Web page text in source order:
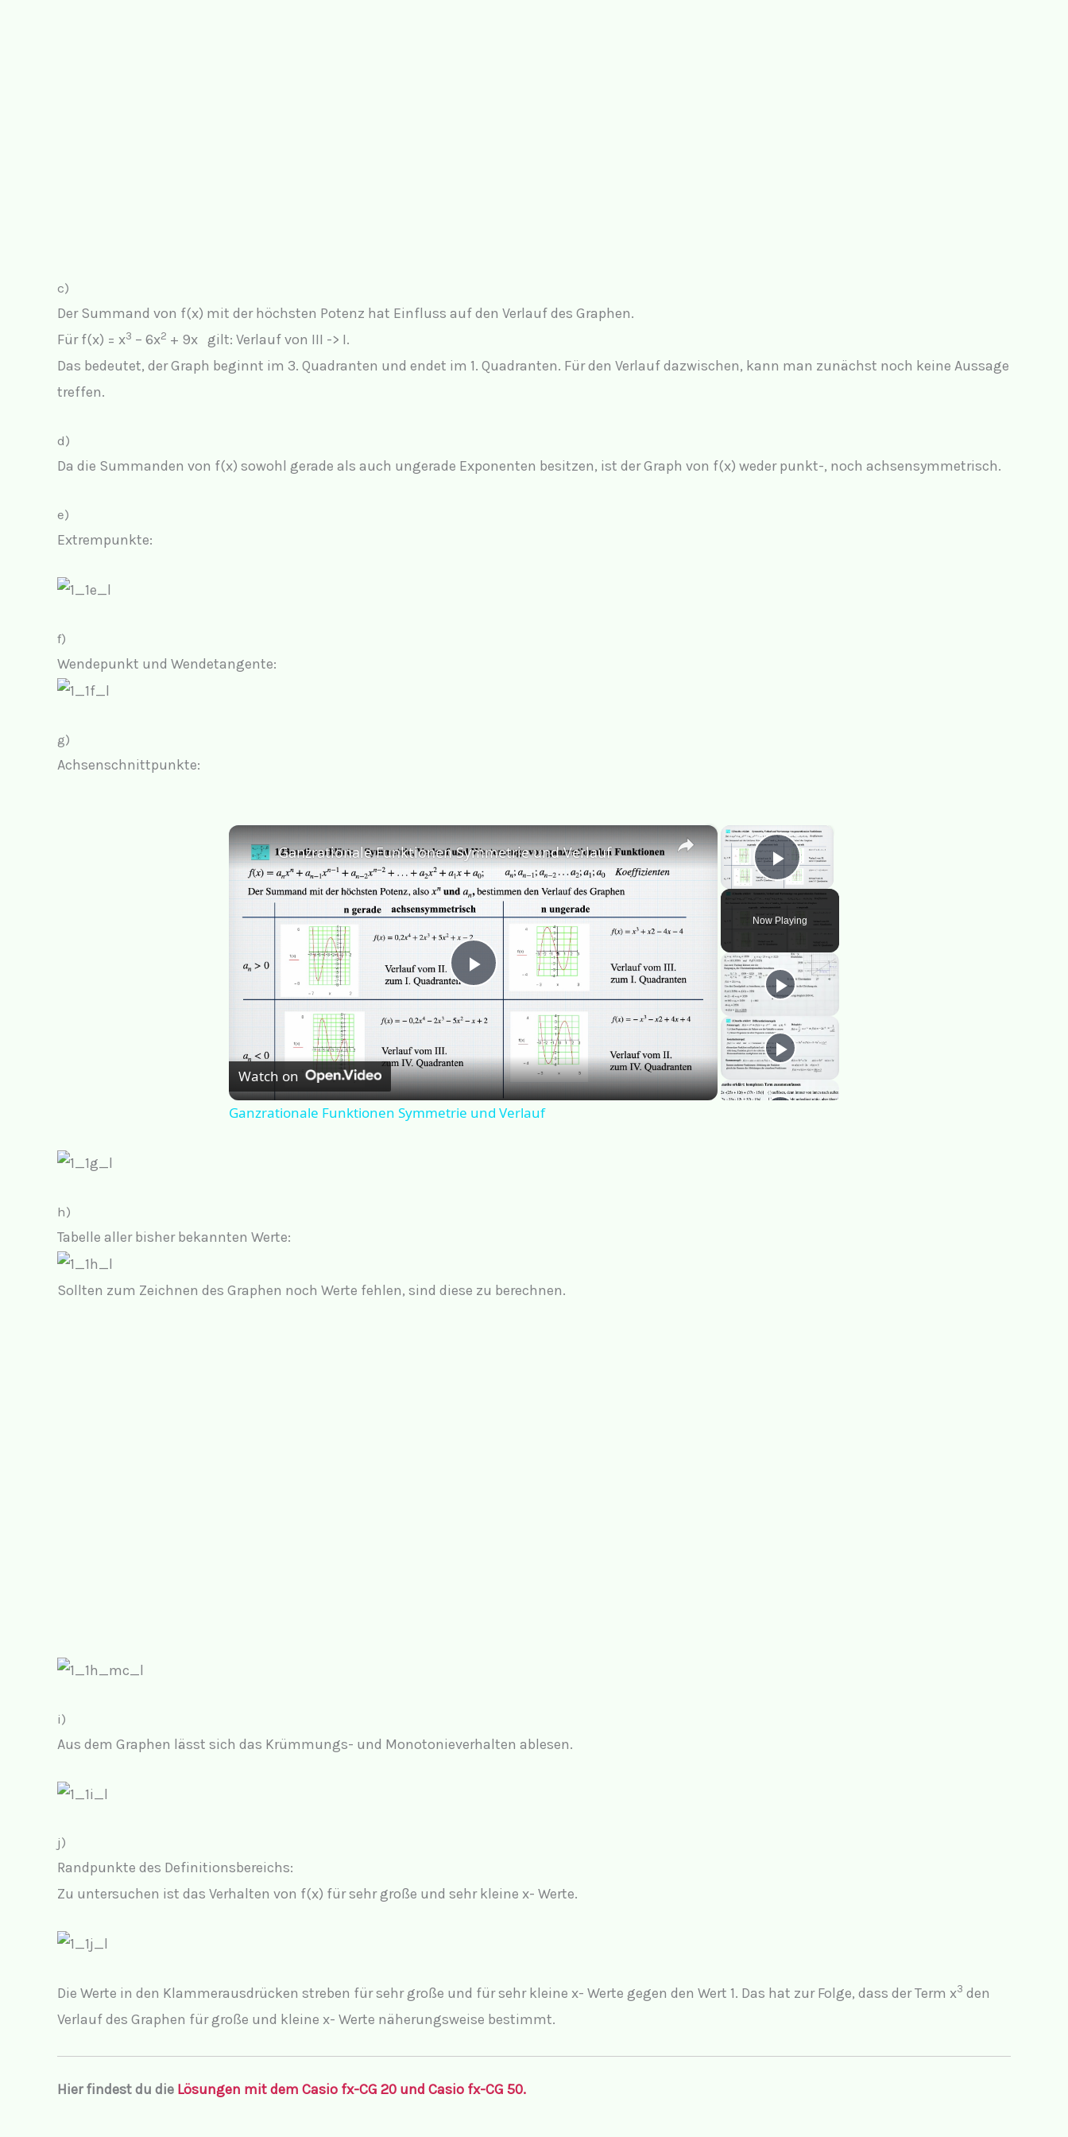
c)
Der Summand von f(x) mit der höchsten Potenz hat Einfluss auf den Verlauf des Graphen.
Für f(x) = x3 – 6x2 + 9x gilt: Verlauf von III -> I.
Das bedeutet, der Graph beginnt im 3. Quadranten und endet im 1. Quadranten. Für den Verlauf dazwischen, kann man zunächst noch keine Aussage
treffen.
d)
Da die Summanden von f(x) sowohl gerade als auch ungerade Exponenten besitzen, ist der Graph von f(x) weder punkt-, noch achsensymmetrisch.
e)
Extrempunkte:
f)
Wendepunkt und Wendetangente:
g)
Achsenschnittpunkte:
×
Play Video
Now Playing
×
P
a
Ganzrationale Funktionen Symmetrie und Verlauf
Watch on
Ganzrationale Funktionen Symmetrie und Verlauf
h)
Tabelle aller bisher bekannten Werte:
Sollten zum Zeichnen des Graphen noch Werte fehlen, sind diese zu berechnen.
i)
Aus dem Graphen lässt sich das Krümmungs- und Monotonieverhalten ablesen.
j)
Randpunkte des Definitionsbereichs:
Zu untersuchen ist das Verhalten von f(x) für sehr große und sehr kleine x- Werte.
Die Werte in den Klammerausdrücken streben für sehr große und für sehr kleine x- Werte gegen den Wert 1. Das hat zur Folge, dass der Term x3 den
Verlauf des Graphen für große und kleine x- Werte näherungsweise bestimmt.
Hier findest du die Lösungen mit dem Casio fx-CG 20 und Casio fx-CG 50.